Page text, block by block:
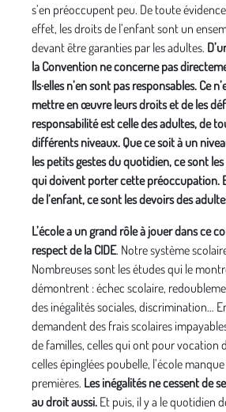
s’en préoccupent peu. De toute
effet, les droits de l’enfant sont un
devant être garanties par les adultes.
la Convention ne concerne pas
Ils·elles n’en sont pas responsables. Ce
mettre en œuvre leurs droits et de les
responsabilité est celle des adultes, de
différents niveaux. Que ce soit à un
les petits gestes du quotidien, ce sont
qui doivent porter cette préoccupation.
de l’enfant, ce sont les devoirs des
L’école a un grand rôle à jouer dans ce
respect de la CIDE. Notre système
Nombreuses sont les études qui le
démontrent : échec scolaire,
des inégalités sociales, discrimination…
demandent des frais scolaires
de familles, celles qui ont pour vocation
celles épinglées poubelle, l’école
premières. Les inégalités ne cessent de
au droit aussi. Et puis, il y a le quotidien